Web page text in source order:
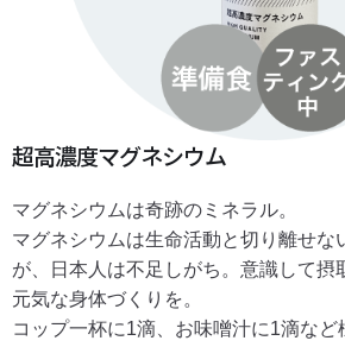
超高濃度マグネシウム
マグネシウムは奇跡のミネラル。
マグネシウムは生命活動と切り離せな
が、日本人は不足しがち。意識して摂
元気な身体づくりを。
コップ一杯に1滴、お味噌汁に1滴など